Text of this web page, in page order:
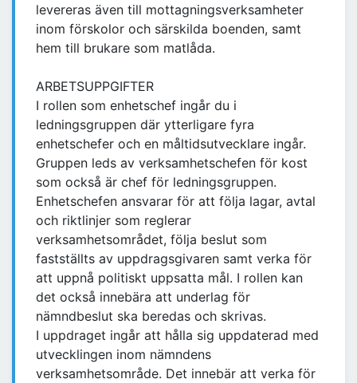
levereras även till mottagningsverksamheter
inom förskolor och särskilda boenden, samt
hem till brukare som matlåda.
ARBETSUPPGIFTER
I rollen som enhetschef ingår du i
ledningsgruppen där ytterligare fyra
enhetschefer och en måltidsutvecklare ingår.
Gruppen leds av verksamhetschefen för kost
som också är chef för ledningsgruppen.
Enhetschefen ansvarar för att följa lagar, avtal
och riktlinjer som reglerar
verksamhetsområdet, följa beslut som
fastställts av uppdragsgivaren samt verka för
att uppnå politiskt uppsatta mål. I rollen kan
det också innebära att underlag för
nämndbeslut ska beredas och skrivas.
I uppdraget ingår att hålla sig uppdaterad med
utvecklingen inom nämndens
verksamhetsområde. Det innebär att verka för